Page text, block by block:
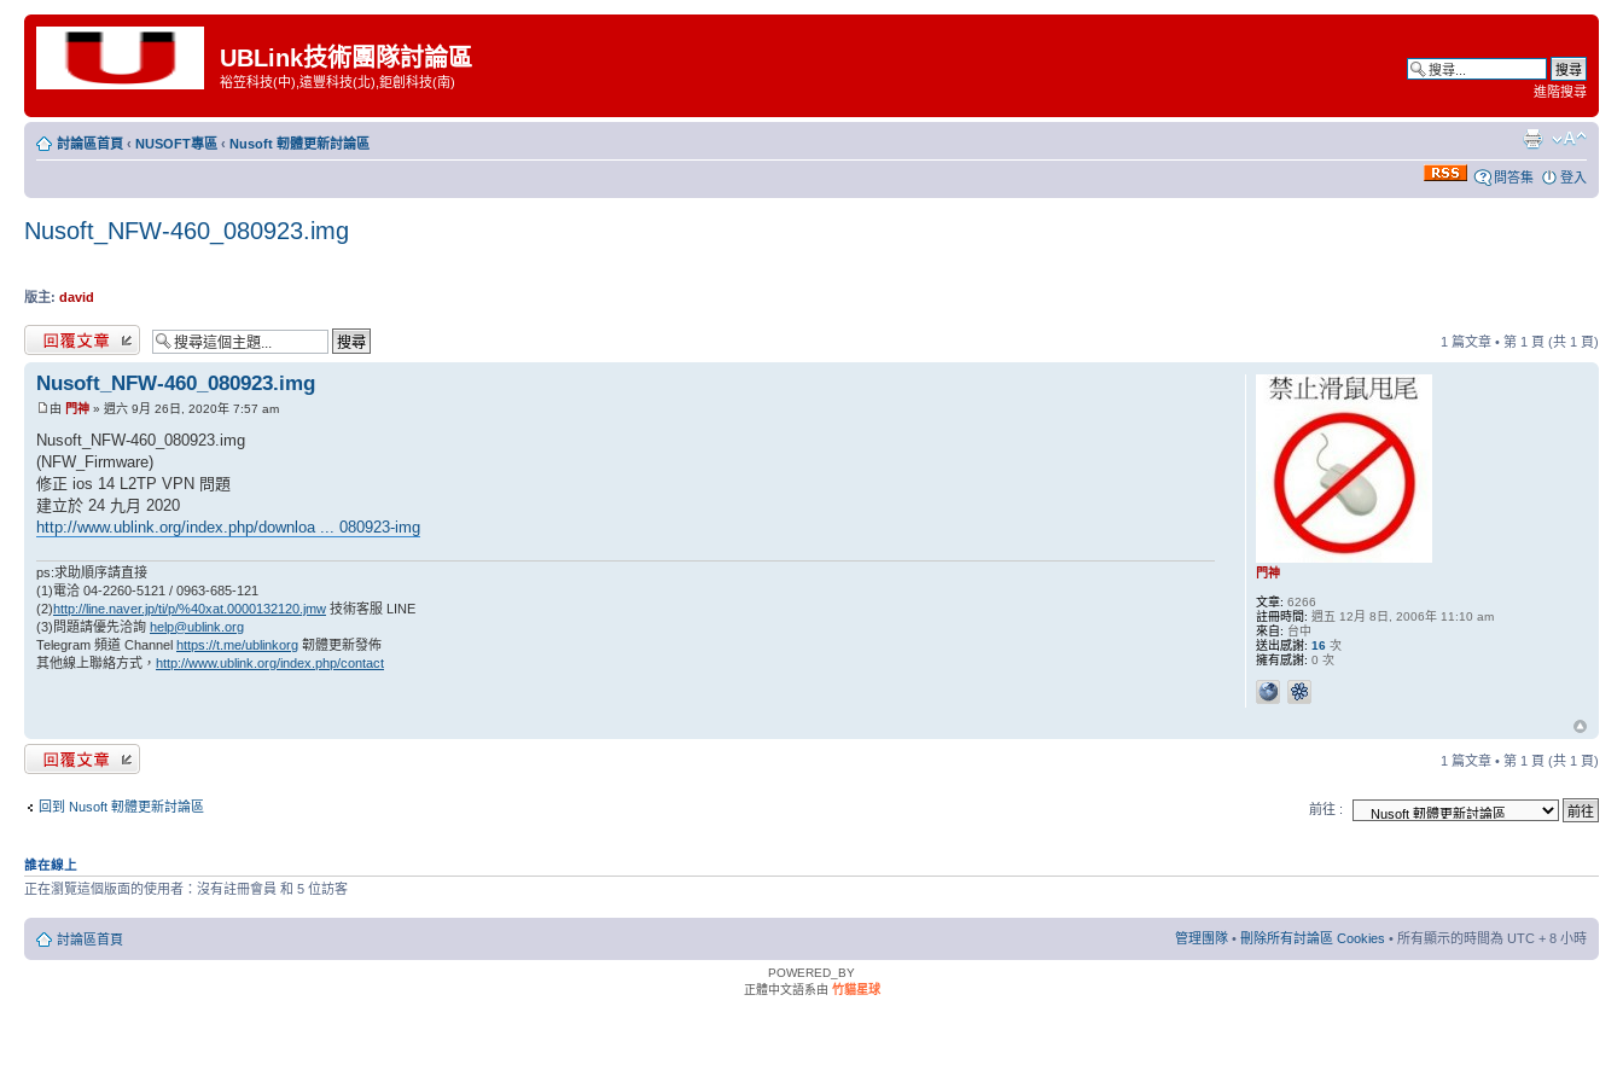
UBLink技術團隊討論區
裕笠科技(中),遠豐科技(北),鉅創科技(南)
進階搜尋
討論區首頁 ‹ NUSOFT專區 ‹ Nusoft 軔體更新討論區
問答集 登入
Nusoft_NFW-460_080923.img
版主: david
發表回覆 1 篇文章 • 第 1 頁 (共 1 頁)
Nusoft_NFW-460_080923.img
由 門神 » 週六 9月 26日, 2020年 7:57 am
Nusoft_NFW-460_080923.img
(NFW_Firmware)
修正 ios 14 L2TP VPN 問題
建立於 24 九月 2020
http://www.ublink.org/index.php/downloa ... 080923-img
ps:求助順序請直接
(1)電洽 04-2260-5121 / 0963-685-121
(2)http://line.naver.jp/ti/p/%40xat.0000132120.jmw 技術客服 LINE
(3)問題請優先洽詢 help@ublink.org
Telegram 頻道 Channel https://t.me/ublinkorg 韌體更新發佈
其他線上聯絡方式， http://www.ublink.org/index.php/contact
門神
文章: 6266
註冊時間: 週五 12月 8日, 2006年 11:10 am
來自: 台中
送出感謝: 16次
擁有感謝: 0 次
發表回覆 1 篇文章 • 第 1 頁 (共 1 頁)
回到 Nusoft 軔體更新討論區 前往 :
誰在線上
正在瀏覽這個版面的使用者：沒有註冊會員 和 5 位訪客
討論區首頁 管理團隊 • 刪除所有討論區 Cookies • 所有顯示的時間為 UTC + 8 小時
POWERED_BY
正體中文語系由 竹貓星球